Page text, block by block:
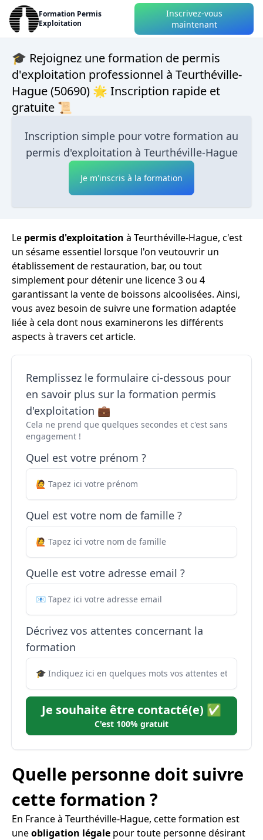
Formation Permis
Exploitation
Inscrivez-vous
maintenant
🎓 Rejoignez une formation de permis
d'exploitation professionnel à Teurthéville-
Hague (50690) 🌟 Inscription rapide et
gratuite 📜
Inscription simple pour votre formation au
permis d'exploitation à Teurthéville-Hague
Je m'inscris à la formation
Le permis d'exploitation à Teurthéville-Hague, c'est
un sésame essentiel lorsque l'on veutouvrir un
établissement de restauration, bar, ou tout
simplement pour détenir une licence 3 ou 4
garantissant la vente de boissons alcoolisées. Ainsi,
vous avez besoin de suivre une formation adaptée
liée à cela dont nous examinerons les différents
aspects à travers cet article.
Remplissez le formulaire ci-dessous pour
en savoir plus sur la formation permis
d'exploitation 💼
Cela ne prend que quelques secondes et c'est sans
engagement !
Quel est votre prénom ?
Quel est votre nom de famille ?
Quelle est votre adresse email ?
Décrivez vos attentes concernant la
formation
Je souhaite être contacté(e) ✅
C'est 100% gratuit
Quelle personne doit suivre
cette formation ?
En France à Teurthéville-Hague, cette formation est
uneobligation légale pour toute personne désirant